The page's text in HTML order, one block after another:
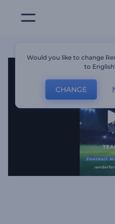
Would you like to change
to
CHANGE